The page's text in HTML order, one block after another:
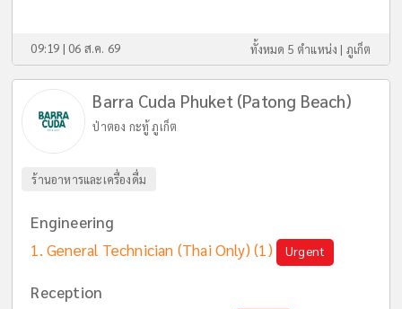
09:19 | 06 ส.ค. 69 ทั้งหมด 5 ตำแหน่ง | ภูเก็ต
Barra Cuda Phuket (Patong Beach)
ป่าตอง กะทู้ ภูเก็ต
ร้านอาหารและเครื่องดื่ม
Engineering
General Technician (Thai Only) (1) Urgent
Reception